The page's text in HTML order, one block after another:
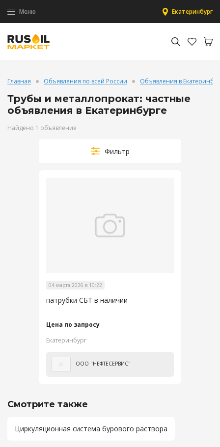
Меню Екатеринбург
Главная Объявления по всей России Объявления в
Трубы и металлопрокат: частные
объявления в Екатеринбурге
Найдено 1 объявление
Фильтр
04 марта 2026 в 10:22
патрубки СБТ в наличии
Цена по запросу
Екатеринбург
ООО "НЕФТЕСЕРВИС"
Смотрите также
Циркуляционная система бурового раствора